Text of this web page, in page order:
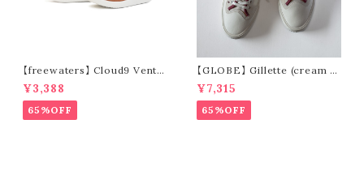
【freewaters】 Cloud9 Ventu
re - Lace Up (brown)
¥3,388
65%OFF
【GLOBE】 Gillette (cream /
pomegranate)
¥7,315
65%OFF